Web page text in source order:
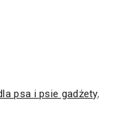
psa i psie gadżety,